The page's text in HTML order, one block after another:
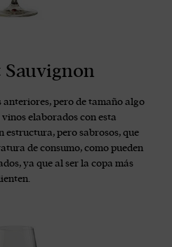
Sauvignon
anteriores, pero de tamaño algo
elaborados con esta
estructura, pero sabrosos, que
de consumo, como pueden
ya que al ser la copa más